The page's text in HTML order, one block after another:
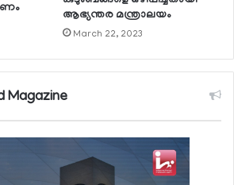
ആഭ്യന്തര മന്ത്രാലയം
March 22, 2023
Magazine